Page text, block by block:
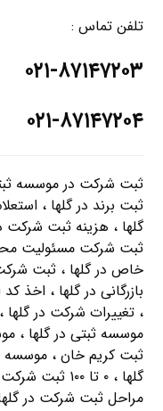
تلفن تماس :
۰۲۱-۸۷۱۴۷۲۰۳
۰۲۱-۸۷۱۴۷۲۰۴
ثبت شرکت در موسسه
ثبت برند در گلها ،
گلها ، هزینه ثبت شرکت
ثبت شرکت مسئولیت
خاص در گلها ، ثبت
بازرگانی در گلها ، اخذ
، تغییرات شرکت در گلها
موسسه ثبتی در گلها ،
ثبت کریم خان ، موسسه
گلها ، ۰ تا
مراحل ثبت شرکت در